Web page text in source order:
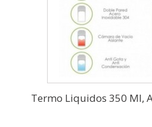
Termo Liquidos 350 Ml,